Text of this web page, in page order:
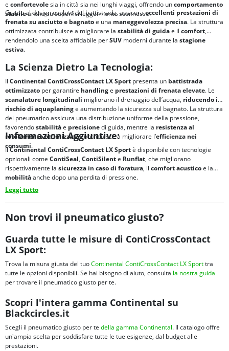
e confortevolesia in città sia nei lunghi viaggi, offrendo uncomportamento
stabileanche su superfici leggermente sconnesse.
Grazie al design evoluto del battistrada, assicuraeccellenti prestazioni di
frenata su asciutto e bagnatoe una maneggevolezza precisa. La struttura
ottimizzata contribuisce a migliorare la stabilità di guidae il comfort,
rendendolo una scelta affidabile perSUV moderni durante la stagione
estiva.
La Scienza Dietro La Tecnologia:
Il Continental ContiCrossContact LX Sport presenta un battistrada
ottimizzato per garantire handlinge prestazioni di frenataelevate. Le
scanalature longitudinali migliorano il drenaggio dell’acqua, riducendo il
rischio di aquaplaninge aumentando la sicurezza sul bagnato. La struttura
del pneumatico assicura una distribuzione uniforme della pressione,
favorendostabilitàe precisionedi guida, mentre la resistenza al
rotolamento ottimizzatacontribuisce a migliorare l’efficienza nei
consumi.
Informazioni Aggiuntive:
IlContinental ContiCrossContact LX Sportè disponibile con tecnologie
opzionali come ContiSeal, ContiSilente Runflat, che migliorano
rispettivamente la sicurezza in caso di foratura, il comfort acusticoe la
mobilitàanche dopo una perdita di pressione.
Leggi tutto
Non trovi il pneumatico giusto?
Guarda tutte le misure di ContiCrossContact
LX Sport:
Trova la misura giusta del tuoContinental ContiCrossContact LX Sporttra
tutte le opzioni disponibili. Se hai bisogno di aiuto, consulta la nostra guida
per trovare il pneumatico giusto per te.
Scopri l'intera gamma Continental su
Blackcircles.it
Scegli il pneumatico giusto per te della gamma Continental. Il catalogo offre
un'ampia scelta per soddisfare tutte le tue esigenze, dal budget alle
prestazioni.